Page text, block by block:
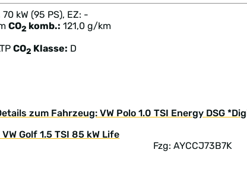
kW (95 PS), EZ: -
CO2 komb.: 121,0 g/km
CO2 Klasse: D
zum Fahrzeug: VW Polo 1.0 TSI Energy DSG
Fzg: AYCCJ73B7K